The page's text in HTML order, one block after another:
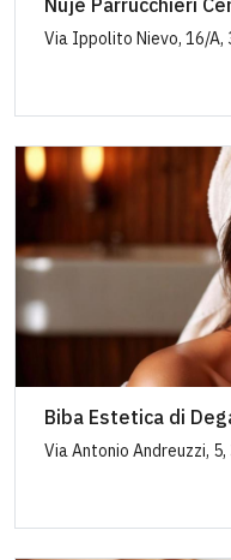
Nujé Parrucchieri
Via Ippolito Nievo, 16/A,
Biba Estetica di
Via Antonio Andreuzzi, 5,